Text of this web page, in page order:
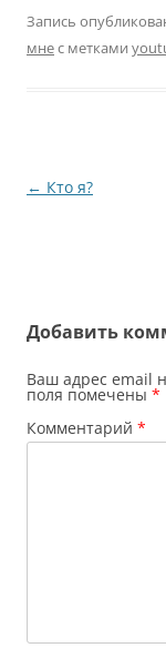
отказывают. До
брать деньги.
что-то
Запись
мнес метками
Навигация
← Кто я?
Добавить
Ваш адрес email
поля помечены *
Комментарий *